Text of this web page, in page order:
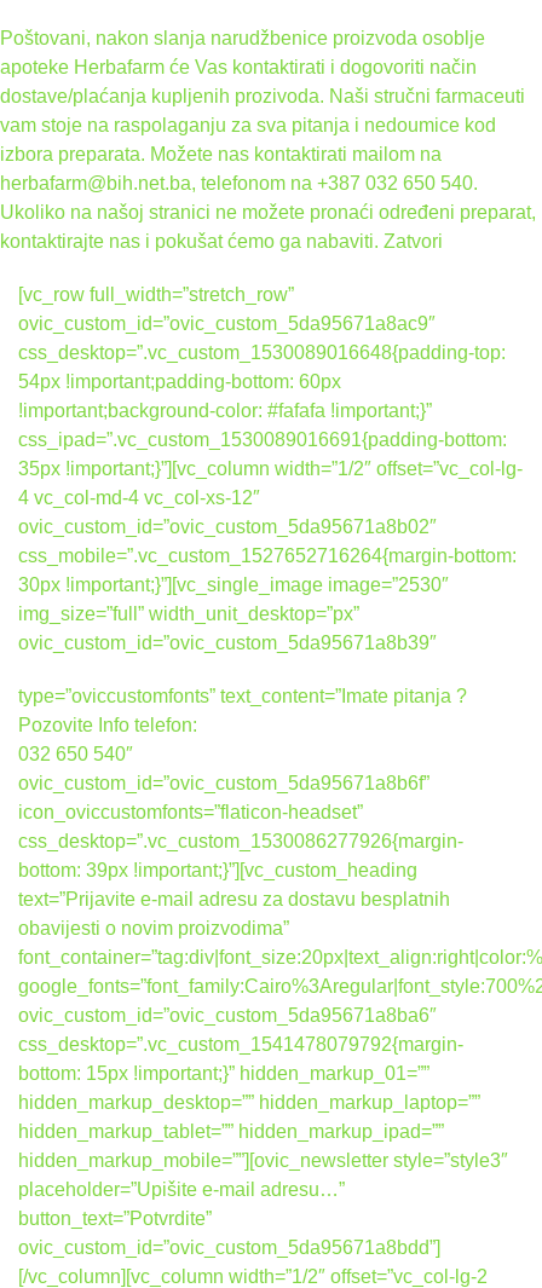
Poštovani, nakon slanja narudžbenice proizvoda osoblje
apoteke Herbafarm će Vas kontaktirati i dogovoriti način
dostave/plaćanja kupljenih prozivoda. Naši stručni farmaceuti
vam stoje na raspolaganju za sva pitanja i nedoumice kod
izbora preparata. Možete nas kontaktirati mailom na
herbafarm@bih.net.ba, telefonom na +387 032 650 540.
Ukoliko na našoj stranici ne možete pronaći određeni preparat,
kontaktirajte nas i pokušat ćemo ga nabaviti. Zatvori
[vc_row full_width=”stretch_row”
ovic_custom_id=”ovic_custom_5da95671a8ac9″
css_desktop=”.vc_custom_1530089016648{padding-top:
54px !important;padding-bottom: 60px
!important;background-color: #fafafa !important;}”
css_ipad=”.vc_custom_1530089016691{padding-bottom:
35px !important;}”][vc_column width=”1/2″ offset=”vc_col-lg-
4 vc_col-md-4 vc_col-xs-12″
ovic_custom_id=”ovic_custom_5da95671a8b02″
css_mobile=”.vc_custom_1527652716264{margin-bottom:
30px !important;}”][vc_single_image image=”2530″
img_size=”full” width_unit_desktop=”px”
ovic_custom_id=”ovic_custom_5da95671a8b39″
type=”oviccustomfonts” text_content=”Imate pitanja ?
Pozovite Info telefon:
032 650 540″
ovic_custom_id=”ovic_custom_5da95671a8b6f”
icon_oviccustomfonts=”flaticon-headset”
css_desktop=”.vc_custom_1530086277926{margin-
bottom: 39px !important;}”][vc_custom_heading
text=”Prijavite e-mail adresu za dostavu besplatnih
obavijesti o novim proizvodima”
ovic_custom_id=”ovic_custom_5da95671a8ba6″
css_desktop=”.vc_custom_1541478079792{margin-
bottom: 15px !important;}” hidden_markup_01=””
hidden_markup_desktop=”” hidden_markup_laptop=””
hidden_markup_tablet=”” hidden_markup_ipad=””
hidden_markup_mobile=””][ovic_newsletter style=”style3″
placeholder=”Upišite e-mail adresu…”
button_text=”Potvrdite”
ovic_custom_id=”ovic_custom_5da95671a8bdd”]
[/vc_column][vc_column width=”1/2″ offset=”vc_col-lg-2